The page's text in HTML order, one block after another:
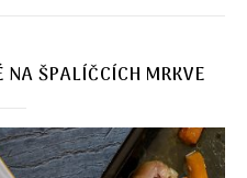
NA ŠPALÍČCÍCH MRKVE